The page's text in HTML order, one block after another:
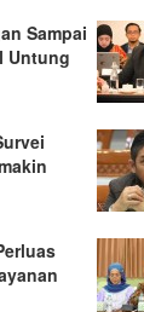
Sampai
Untung